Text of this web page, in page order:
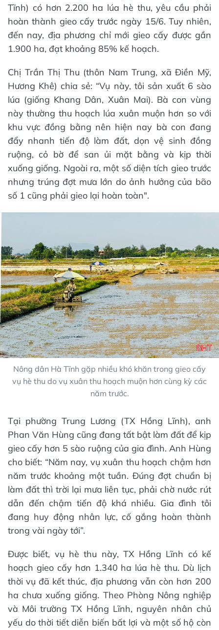
Tĩnh) có hơn 2.200 ha lúa hè thu, yêu cầu phải
hoàn thành gieo cấy trước ngày 15/6. Tuy nhiên,
đến nay, địa phương chỉ mới gieo cấy được gần
1.900 ha, đạt khoảng 85% kế hoạch.
Chị Trần Thị Thu (thôn Nam Trung, xã Điền Mỹ,
Hương Khê) chia sẻ: “Vụ này, tôi sản xuất 6 sào
lúa (giống Khang Dân, Xuân Mai). Bà con vùng
này thường thu hoạch lúa xuân muộn hơn so với
khu vực đồng bằng nên hiện nay bà con đang
đẩy nhanh tiến độ làm đất, dọn vệ sinh đồng
ruộng, cỏ bờ để san ủi mặt bằng và kịp thời
xuống giống. Ngoài ra, một số diện tích gieo trước
nhưng trúng đợt mưa lớn do ảnh hưởng của bão
số 1 cũng phải gieo lại hoàn toàn".
Nông dân Hà Tĩnh gặp nhiều khó khăn trong gieo cấy
vụ hè thu do vụ xuân thu hoạch muộn hơn cùng kỳ các
năm trước.
Tại phường Trung Lương (TX Hồng Lĩnh), anh
Phan Văn Hùng cũng đang tất bật làm đất để kịp
gieo cấy hơn 5 sào ruộng của gia đình. Anh Hùng
cho biết: “Năm nay, vụ xuân thu hoạch chậm hơn
năm trước khoảng một tuần. Đúng đợt chuẩn bị
làm đất thì trời lại mưa liên tục, phải chờ nước rút
dẫn đến chậm tiến độ khá nhiều. Gia đình tôi
đang huy động nhân lực, cố gắng hoàn thành
trong vài ngày tới”.
Được biết, vụ hè thu này, TX Hồng Lĩnh có kế
hoạch gieo cấy hơn 1.340 ha lúa hè thu. Dù lịch
thời vụ đã kết thúc, địa phương vẫn còn hơn 200
ha chưa xuống giống. Theo Phòng Nông nghiệp
và Môi trường TX Hồng Lĩnh, nguyên nhân chủ
yếu do thời tiết diễn biến bất lợi và một số hộ còn